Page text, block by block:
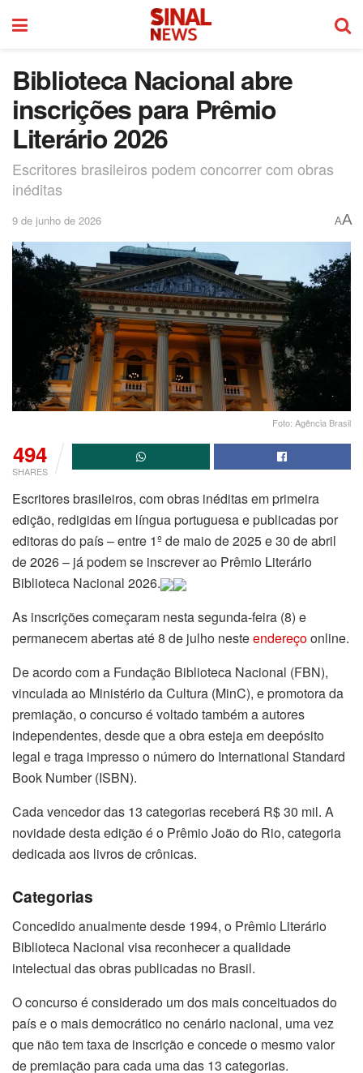
Biblioteca Nacional abre
inscrições para Prêmio
Literário 2026
Escritores brasileiros podem concorrer com obras
inéditas
9 de junho de 2026 AA
Foto: Agência Brasil
494
SHARES
Escritores brasileiros, com obras inéditas em primeira
edição, redigidas em língua portuguesa e publicadas por
editoras do país – entre 1º de maio de 2025 e 30 de abril
de 2026 – já podem se inscrever ao Prêmio Literário
Biblioteca Nacional 2026.
As inscrições começaram nesta segunda-feira (8) e
permanecem abertas até 8 de julho nesteendereçoonline.
De acordo com a Fundação Biblioteca Nacional (FBN),
vinculada ao Ministério da Cultura (MinC), e promotora da
premiação, o concurso é voltado também a autores
independentes, desde que a obra esteja em deepósito
legal e traga impresso o número do International Standard
Book Number (ISBN).
Cada vencedor das 13 categorias receberá R$ 30 mil. A
novidade desta edição é o Prêmio João do Rio, categoria
dedicada aos livros de crônicas.
Categorias
Concedido anualmente desde 1994, o Prêmio Literário
Biblioteca Nacional visa reconhecer a qualidade
intelectual das obras publicadas no Brasil.
O concurso é considerado um dos mais conceituados do
país e o mais democrático no cenário nacional, uma vez
que não tem taxa de inscrição e concede o mesmo valor
de premiação para cada uma das 13 categorias.